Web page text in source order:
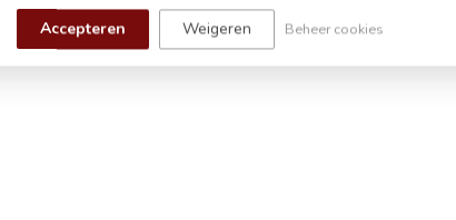
Accepteren Weigeren Beheer cookies